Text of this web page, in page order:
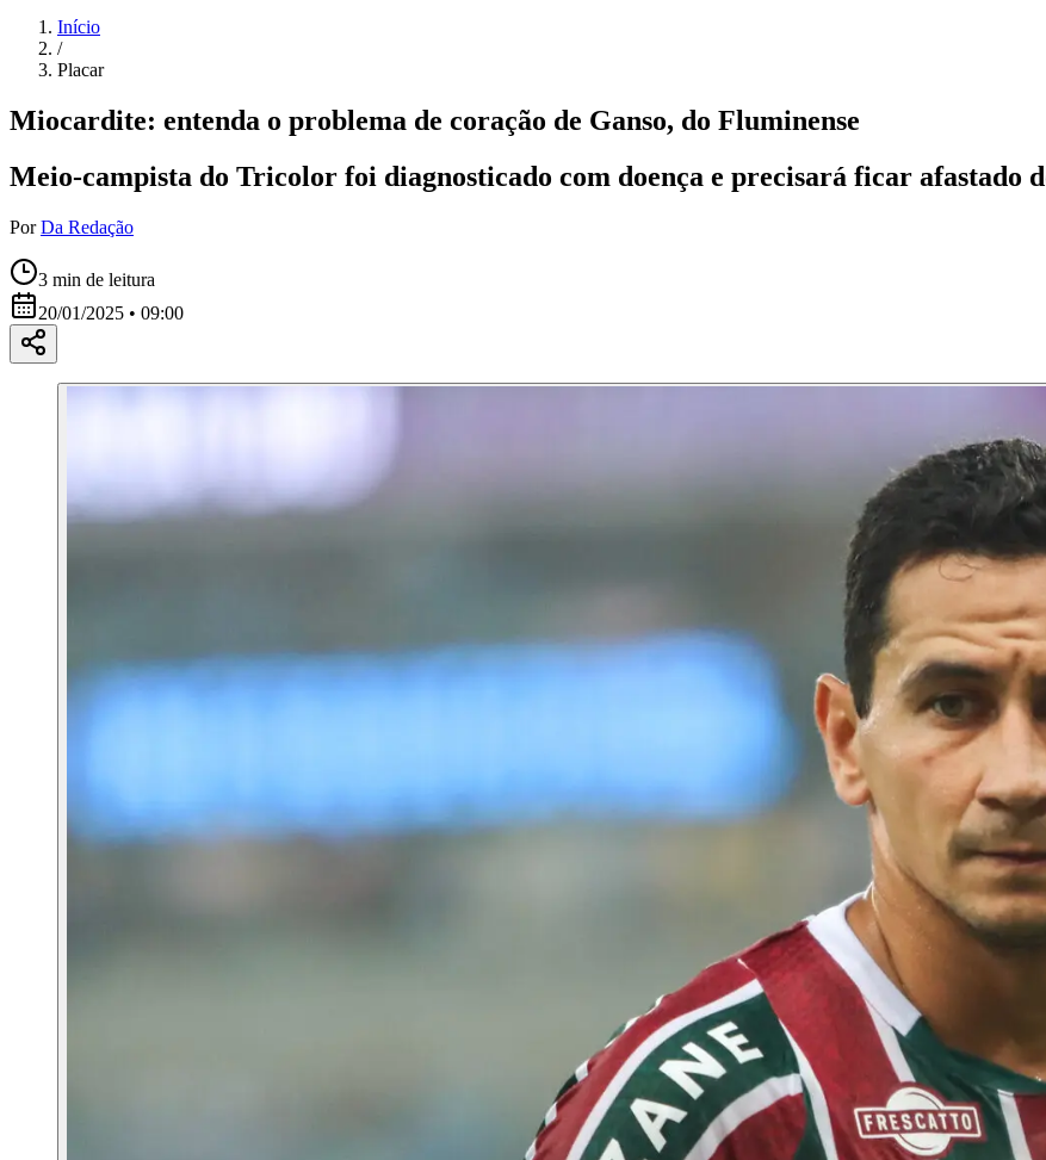
Início
/
Placar
Miocardite: entenda o problema de coração de Ganso, do Fluminense
Meio-campista do Tricolor foi diagnosticado com doença e precisará ficar afastado
Por Da Redação
3 min de leitura
20/01/2025 • 09:00